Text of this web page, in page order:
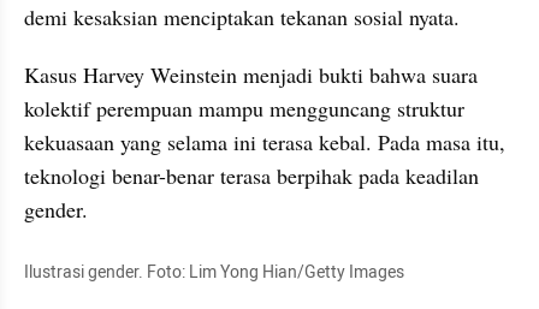
demi kesaksian menciptakan tekanan sosial nyata.
Kasus Harvey Weinstein menjadi bukti bahwa suara
kolektif perempuan mampu mengguncang struktur
kekuasaan yang selama ini terasa kebal. Pada masa itu,
teknologi benar-benar terasa berpihak pada keadilan
gender.
Ilustrasi gender. Foto: Lim Yong Hian/Getty Images